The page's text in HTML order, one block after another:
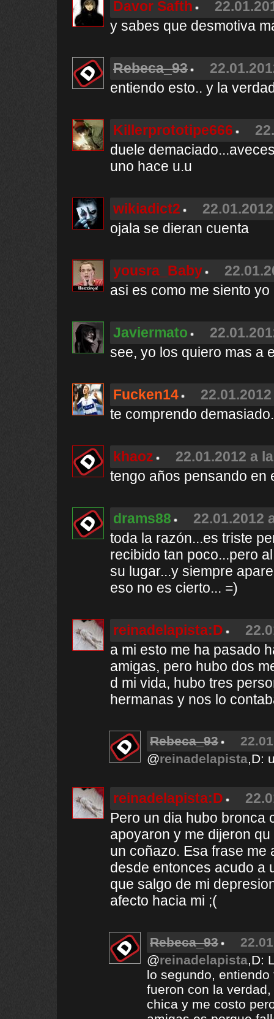
Davor Safth
y sabes que desmotiva
Rebeca_93
entiendo esto.. y la
Killerprototipe666
duele
uno hace u.u
wikiadict2
ojala se dieran cuenta
yousra_Baby
asi es como me siento yo
Javiermato
see, yo los quiero mas a
Fucken14
te comprendo
khaoz
22.01.2012 a
tengo años pensando en
drams88
22.01.2012
toda la razón...es triste
recibido tan poco...pero
su lugar...y siempre
eso no es cierto... =)
reinadelapista:D
a mi esto me ha pasado
amigas, pero hubo dos
d mi vida, hubo tres
hermanas y nos lo
Rebeca_93
@reinadelapista,D:
reinadelapista:D
Pero un dia hubo bronca
apoyaron y me dijeron
un coñazo. Esa frase me
desde entonces acudo a
que salgo de mi
afecto hacia mi ;(
Rebeca_93
@reinadelapista,D:
lo segundo,
fueron con la
chica y me costo